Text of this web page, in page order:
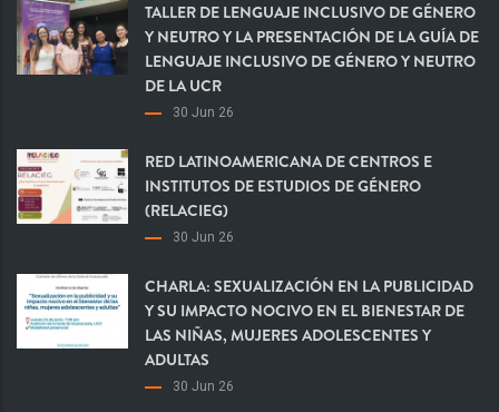
TALLER DE LENGUAJE INCLUSIVO DE GÉNERO
Y NEUTRO Y LA PRESENTACIÓN DE LA GUÍA DE
LENGUAJE INCLUSIVO DE GÉNERO Y NEUTRO
DE LA UCR
30 Jun 26
RED LATINOAMERICANA DE CENTROS E
INSTITUTOS DE ESTUDIOS DE GÉNERO
(RELACIEG)
30 Jun 26
CHARLA: SEXUALIZACIÓN EN LA PUBLICIDAD
Y SU IMPACTO NOCIVO EN EL BIENESTAR DE
LAS NIÑAS, MUJERES ADOLESCENTES Y
ADULTAS
30 Jun 26